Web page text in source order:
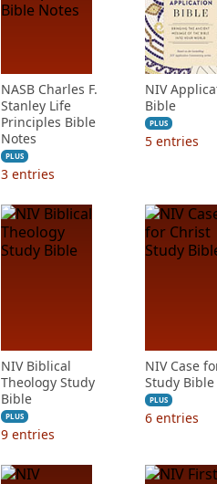
NASB Charles F.
Stanley Life
Principles Bible
Notes
PLUS
3 entries
NIV
Bible
PLUS
5 entries
NIV Biblical
Theology Study
Bible
PLUS
9 entries
NIV Case
Study Bible
PLUS
6 entries